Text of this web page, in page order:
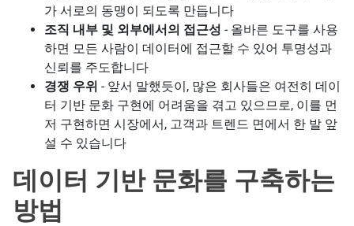
가 서로의 동맹이 되도록 만듭니다
조직 내부 및 외부에서의 접근성 - 올바른 도구를 사용
하면 모든 사람이 데이터에 접근할 수 있어 투명성과
신뢰를 주도합니다
경쟁 우위 - 앞서 말했듯이, 많은 회사들은 여전히 데이
터 기반 문화 구현에 어려움을 겪고 있으므로, 이를 먼
저 구현하면 시장에서, 고객과 트렌드 면에서 한 발 앞
설 수 있습니다
데이터 기반 문화를 구축하는
방법